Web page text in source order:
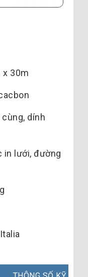
x 30m
dính
in lưới, đường